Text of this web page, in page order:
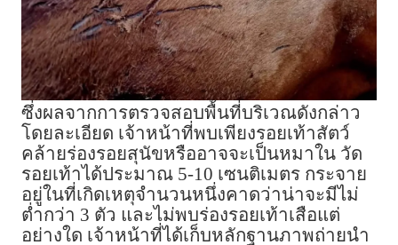
ซึ่งผลจากการตรวจสอบพื้นที่บริเวณดังกล่าว
โดยละเอียด เจ้าหน้าที่พบเพียงรอยเท้าสัตว์
คล้ายร่องรอยสุนัขหรืออาจจะเป็นหมาใน วัด
รอยเท้าได้ประมาณ 5-10 เซนติเมตร กระจาย
อยู่ในที่เกิดเหตุจำนวนหนึ่งคาดว่าน่าจะมีไม่
ต่ำกว่า 3 ตัว และไม่พบร่องรอยเท้าเสือแต่
อย่างใด เจ้าหน้าที่ได้เก็บหลักฐานภาพถ่ายนำ